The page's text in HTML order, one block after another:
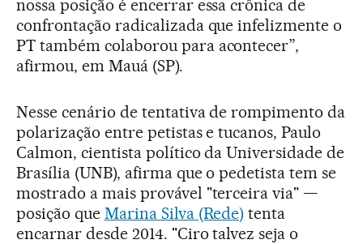
nossa posição é encerrar essa crônica de
confrontação radicalizada que infelizmente o
PT também colaborou para acontecer”,
afirmou, em Mauá (SP).
Nesse cenário de tentativa de rompimento da
polarização entre petistas e tucanos, Paulo
Calmon, cientista político da Universidade de
Brasília (UNB), afirma que o pedetista tem se
mostrado a mais provável "terceira via" —
posição que Marina Silva (Rede) tenta
encarnar desde 2014. "Ciro talvez seja o